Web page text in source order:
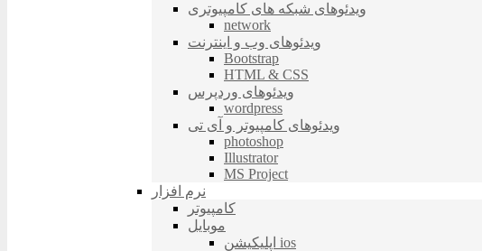
ویدئوهای شبکه های کامپیوتری
network
ویدئوهای وب و اینترنت
Bootstrap
HTML & CSS
ویدئوهای وردپرس
wordpress
ویدئوهای کامپیوتر و آی تی
photoshop
Illustrator
MS Project
نرم افزار
کامپیوتر
موبایل
اپلیکیشن ios